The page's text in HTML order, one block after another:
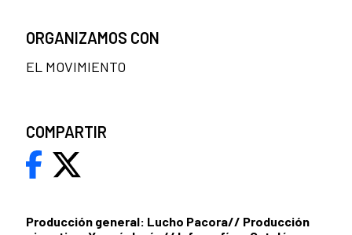
Producción general: Lucho Pacora// Producción
ORGANIZAMOS CON
EL MOVIMIENTO
COMPARTIR